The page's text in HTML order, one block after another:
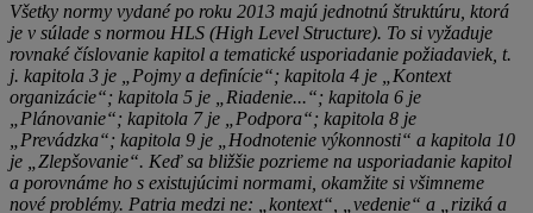
Všetky normy vydané po roku 2013 majú jednotnú štruktúru, ktorá
je v súlade s normou HLS (High Level Structure). To si vyžaduje
rovnaké číslovanie kapitol a tematické usporiadanie požiadaviek, t.
j. kapitola 3 je „Pojmy a definície“; kapitola 4 je „Kontext
organizácie“; kapitola 5 je „Riadenie...“; kapitola 6 je
„Plánovanie“; kapitola 7 je „Podpora“; kapitola 8 je
„Prevádzka“; kapitola 9 je „Hodnotenie výkonnosti“ a kapitola 10
je „Zlepšovanie“. Keď sa bližšie pozrieme na usporiadanie kapitol
a porovnáme ho s existujúcimi normami, okamžite si všimneme
nové problémy. Patria medzi ne: „kontext“, „vedenie“ a „riziká a